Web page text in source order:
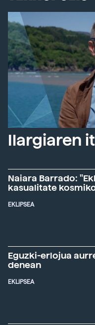
Ilargiaren
Naiara Barrado:
kasualitate
EKLIPSEA
Eguzki-erlojua
denean
EKLIPSEA